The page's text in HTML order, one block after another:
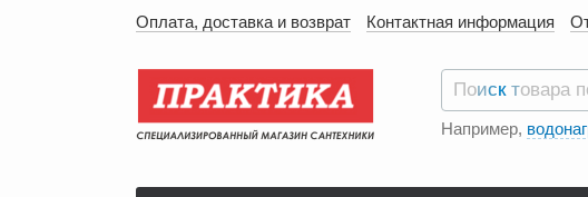
Оплата, доставка и возврат Контактная информация
Например,